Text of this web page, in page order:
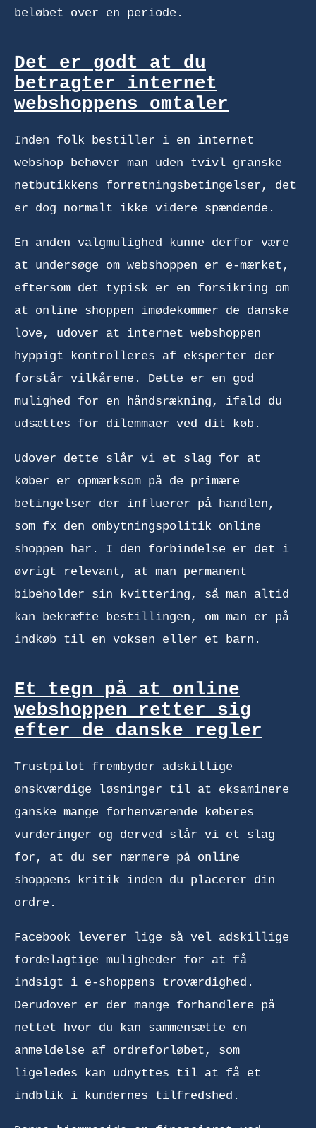
beløbet over en periode.
Det er godt at du
betragter internet
webshoppens omtaler
Inden folk bestiller i en internet
webshop behøver man uden tvivl granske
netbutikkens forretningsbetingelser, det
er dog normalt ikke videre spændende.
En anden valgmulighed kunne derfor være
at undersøge om webshoppen er e-mærket,
eftersom det typisk er en forsikring om
at online shoppen imødekommer de danske
love, udover at internet webshoppen
hyppigt kontrolleres af eksperter der
forstår vilkårene. Dette er en god
mulighed for en håndsrækning, ifald du
udsættes for dilemmaer ved dit køb.
Udover dette slår vi et slag for at
køber er opmærksom på de primære
betingelser der influerer på handlen,
som fx den ombytningspolitik online
shoppen har. I den forbindelse er det i
øvrigt relevant, at man permanent
bibeholder sin kvittering, så man altid
kan bekræfte bestillingen, om man er på
indkøb til en voksen eller et barn.
Et tegn på at online
webshoppen retter sig
efter de danske regler
Trustpilot frembyder adskillige
ønskværdige løsninger til at eksaminere
ganske mange forhenværende køberes
vurderinger og derved slår vi et slag
for, at du ser nærmere på online
shoppens kritik inden du placerer din
ordre.
Facebook leverer lige så vel adskillige
fordelagtige muligheder for at få
indsigt i e-shoppens troværdighed.
Derudover er der mange forhandlere på
nettet hvor du kan sammensætte en
anmeldelse af ordreforløbet, som
ligeledes kan udnyttes til at få et
indblik i kundernes tilfredshed.